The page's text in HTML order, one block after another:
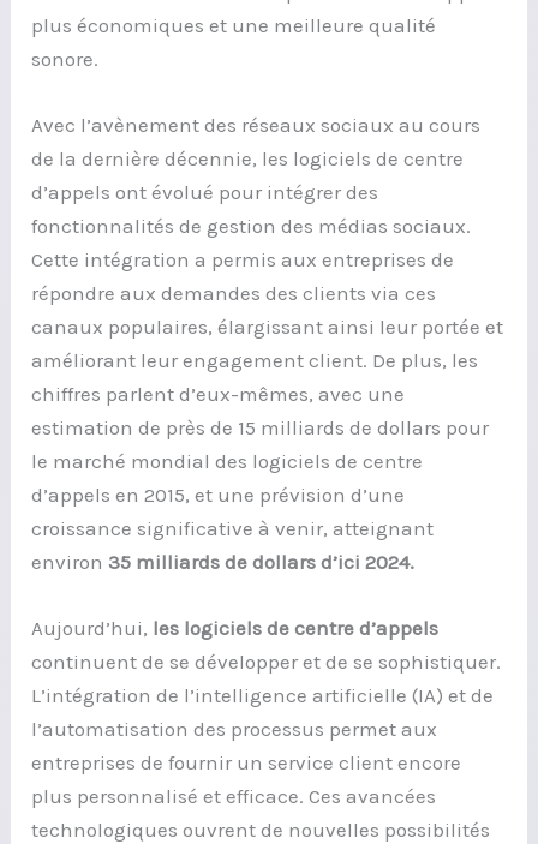
plus économiques et une meilleure qualité
sonore.
Avec l’avènement des réseaux sociaux au cours
de la dernière décennie, les logiciels de centre
d’appels ont évolué pour intégrer des
fonctionnalités de gestion des médias sociaux.
Cette intégration a permis aux entreprises de
répondre aux demandes des clients via ces
canaux populaires, élargissant ainsi leur portée et
améliorant leur engagement client. De plus, les
chiffres parlent d’eux-mêmes, avec une
estimation de près de 15 milliards de dollars pour
le marché mondial des logiciels de centre
d’appels en 2015, et une prévision d’une
croissance significative à venir, atteignant
environ 35 milliards de dollars d’ici 2024.
Aujourd’hui, les logiciels de centre d’appels
continuent de se développer et de se sophistiquer.
L’intégration de l’intelligence artificielle (IA) et de
l’automatisation des processus permet aux
entreprises de fournir un service client encore
plus personnalisé et efficace. Ces avancées
technologiques ouvrent de nouvelles possibilités